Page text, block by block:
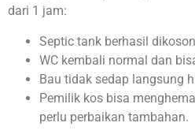
dari 1 jam:
Septic tank berhasil
WC kembali normal dan
Bau tidak sedap langsung
Pemilik kos bisa
perlu perbaikan tambahan.